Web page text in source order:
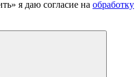
я даю согласие на обработку